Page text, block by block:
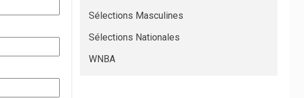
Sélections Masculines
Sélections Nationales
WNBA